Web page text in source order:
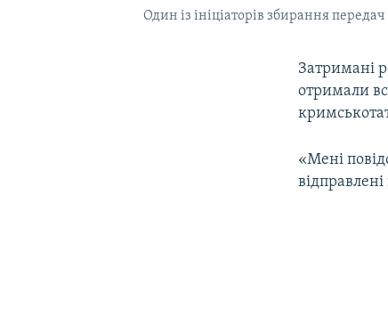
Один із ініціаторів збирання
Затримані
отримали
«Мені